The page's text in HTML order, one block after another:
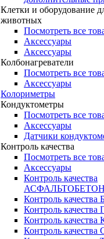
Клетки и оборудование
животных
Посмотреть все
Аксессуары
Аксессуары
Колбонагреватели
Посмотреть все
Аксессуары
Колориметры
Кондуктометры
Посмотреть все
Аксессуары
Датчики
Контроль качества
Посмотреть все
Аксессуары
Контроль качества
Контроль
Контроль
Контроль
Контроль